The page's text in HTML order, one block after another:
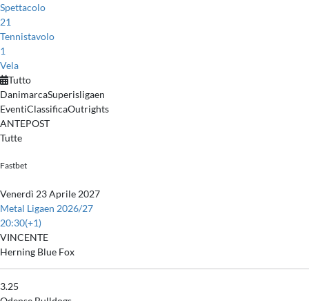
Spettacolo
21
Tennistavolo
1
Vela
Tutto
DanimarcaSuperisligaen
EventiClassificaOutrights
ANTEPOST
Tutte
Fastbet
Venerdì 23 Aprile 2027
Metal Ligaen 2026/27
20:30(+1)
VINCENTE
Herning Blue Fox
3.25